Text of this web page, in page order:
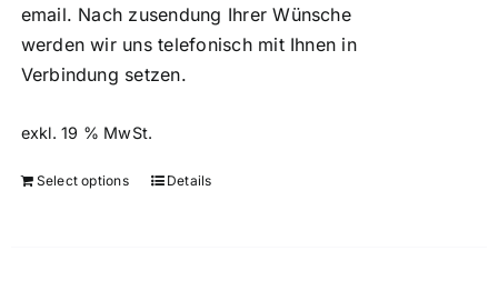
email. Nach zusendung Ihrer Wünsche
werden wir uns telefonisch mit Ihnen in
Verbindung setzen.
exkl. 19 % MwSt.
Select options Details